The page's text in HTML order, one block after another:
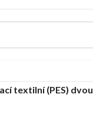
textilní (PES)